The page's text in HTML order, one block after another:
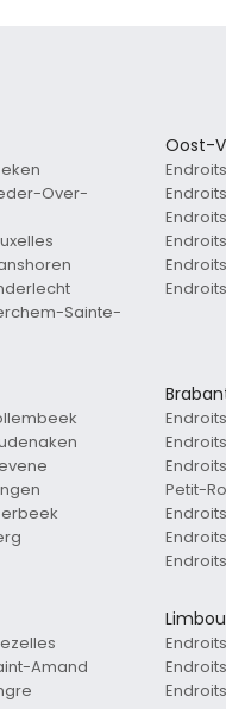
Over-
Sainte-
Oost-
Petit-
Amand